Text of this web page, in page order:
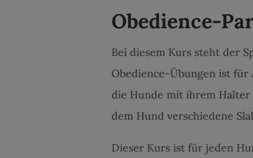
Obedience-
Bei diesem Kurs steht der
Obedience-Übungen ist für
die Hunde mit ihrem Halter
dem Hund verschiedene
Dieser Kurs ist für jeden